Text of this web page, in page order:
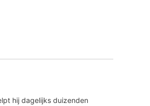
hij dagelijks duizenden